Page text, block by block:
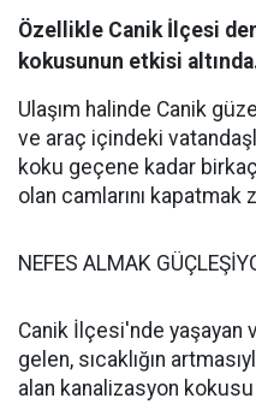
Özellikle Canik İlçesi
kokusunun etkisi
Ulaşım halinde Canik
ve araç içindeki
koku geçene kadar
olan camlarını kapatmak
NEFES ALMAK
Canik İlçesi'nde yaşayan
gelen, sıcaklığın
alan kanalizasyon kokusu